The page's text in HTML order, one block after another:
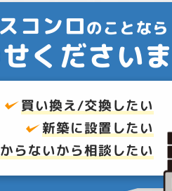
コンロのことなら
ください
買い換え/交換したい
新築に設置したい
らないから相談したい